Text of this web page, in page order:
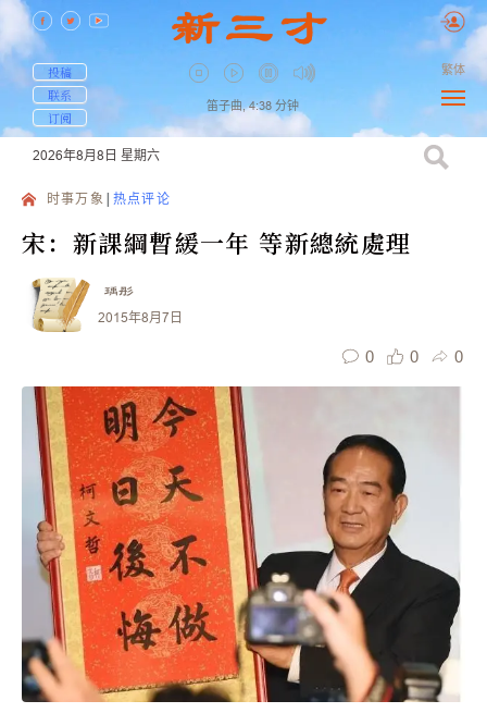
投稿
联系
订阅
笛子曲, 4:38 分钟
繁体
2026年8月8日 星期六
时事万象 热点评论
宋：新課綱暫緩一年 等新總統處理
瑀彤
2015年8月7日
0 0 0